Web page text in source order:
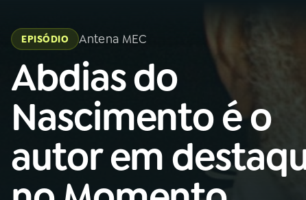
Buscar
na
Rádio
MEC
AO VIVO
01INÍCIO
02A RÁDIO
na
Rádio
EPISÓDIO Antena MEC
Abdias do
Nascimento é o
autor em